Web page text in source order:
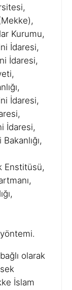
Kurumu,
İdaresi,
İdaresi,
İdaresi,
İdaresi,
Enstitüsü,
olarak
İslam